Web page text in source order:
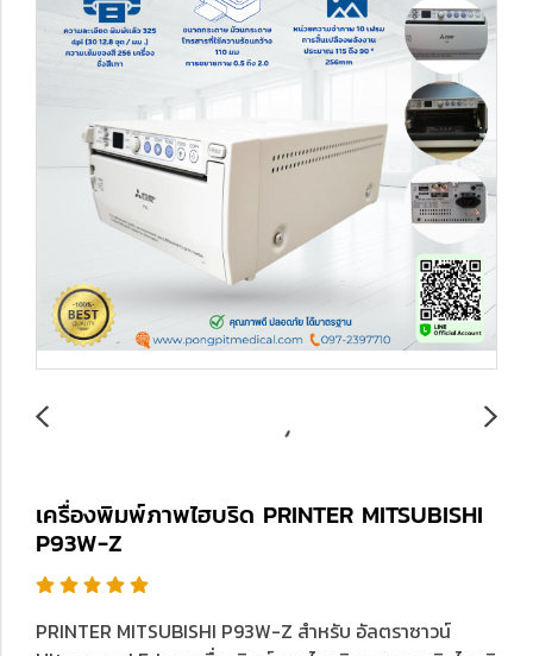
เครื่องพิมพ์ภาพไฮบริด PRINTER MITSUBISHI
P93W-Z
PRINTER MITSUBISHI P93W-Z สำหรับ อัลตราซาวน์